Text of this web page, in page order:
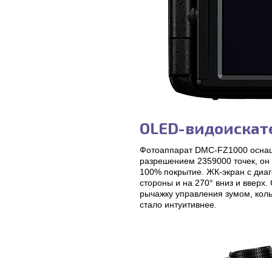
OLED-
Фотоаппарат DMC-FZ1000
разрешением 2359000 точек,
100% покрытие. ЖК-экран с
стороны и на 270° вниз и
рычажку управления зумом,
стало интуитивнее.